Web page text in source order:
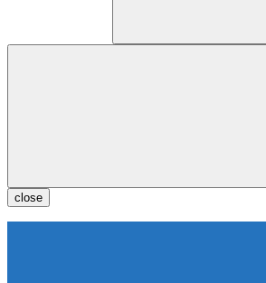
close